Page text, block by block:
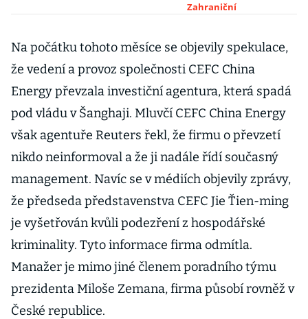
slehla zem,
portál
Zahraniční
Na počátku tohoto měsíce se objevily spekulace,
že vedení a provoz společnosti CEFC China
Energy převzala investiční agentura, která spadá
pod vládu v Šanghaji. Mluvčí CEFC China Energy
však agentuře Reuters řekl, že firmu o převzetí
nikdo neinformoval a že ji nadále řídí současný
management. Navíc se v médiích objevily zprávy,
že předseda představenstva CEFC Jie Ťien-ming
je vyšetřován kvůli podezření z hospodářské
kriminality. Tyto informace firma odmítla.
Manažer je mimo jiné členem poradního týmu
prezidenta Miloše Zemana, firma působí rovněž v
České republice.